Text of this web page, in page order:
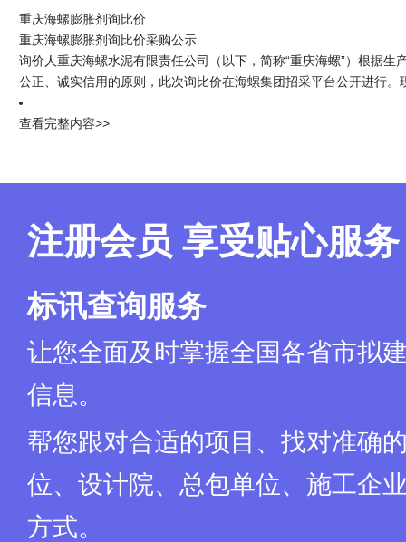
重庆海螺膨胀剂询比价
重庆海螺膨胀剂询比价采购公示
询价人重庆海螺水泥有限责任公司（以下，简称“重庆海螺”）根据
公正、诚实信用的原则，此次询比价在海螺集团招采平台公开进行
查看完整内容>>
注册会员 享受贴心服务
标讯查询服务
让您全面及时掌握全国各省市拟
信息。
帮您跟对合适的项目、找对准确
位、设计院、总包单位、施工企
方式。